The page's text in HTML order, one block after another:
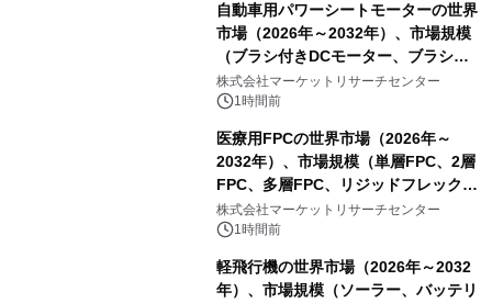
自動車用パワーシートモーターの世界
市場（2026年～2032年）、市場規模
（ブラシ付きDCモーター、ブラシレ
スDCモーター）・分析レポートを発
表
株式会社マーケットリサーチセンター
1時間前
医療用FPCの世界市場（2026年～
2032年）、市場規模（単層FPC、2層
FPC、多層FPC、リジッドフレックス
PCB）・分析レポートを発表
株式会社マーケットリサーチセンター
1時間前
軽飛行機の世界市場（2026年～2032
年）、市場規模（ソーラー、バッテリ